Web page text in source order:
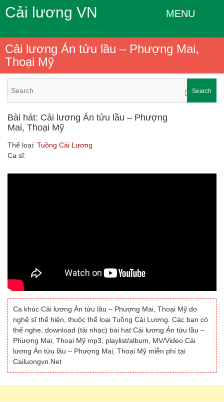
Cải lương VN MENU
Cải lương Án tửu lầu – Phượng Mai,
Thoại Mỹ
Search
Bài hát: Cải lương Án tửu lầu – Phượng
Mai, Thoại Mỹ
Thể loại: Tuồng Cải Lương
Ca sĩ:
Ca khúc Cải lương Án tửu lầu – Phượng Mai, Thoại Mỹ do
nghệ sĩ thể hiện, thuộc thể loại Tuồng Cải Lương. Các bạn có
thể nghe, download (tải nhạc) bài hát Cải lương Án tửu lầu –
Phượng Mai, Thoại Mỹ mp3, playlist/album, MV/Video Cải
lương Án tửu lầu – Phượng Mai, Thoại Mỹ miễn phí tại
Cailuongvn.Net